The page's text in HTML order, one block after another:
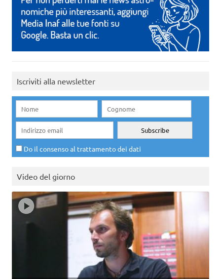
Iscriviti alla newsletter
Do il consenso al trattamento dei dati
Video del giorno